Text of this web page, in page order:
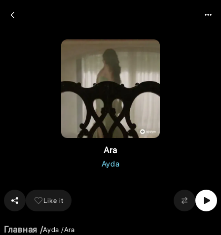
Ara
Ayda
Like it
Главная Ayda Ara